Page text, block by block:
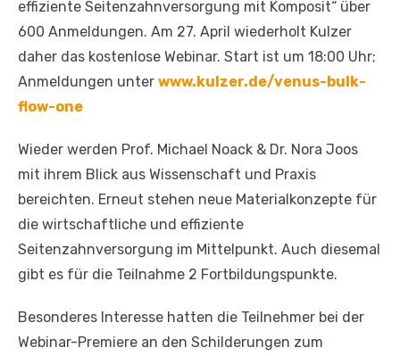
effiziente Seitenzahnversorgung mit Komposit“ über
600 Anmeldungen. Am 27. April wiederholt Kulzer
daher das kostenlose Webinar. Start ist um 18:00 Uhr;
Anmeldungen unter www.kulzer.de/venus-bulk-
flow-one
Wieder werden Prof. Michael Noack & Dr. Nora Joos
mit ihrem Blick aus Wissenschaft und Praxis
bereichten. Erneut stehen neue Materialkonzepte für
die wirtschaftliche und effiziente
Seitenzahnversorgung im Mittelpunkt. Auch diesemal
gibt es für die Teilnahme 2 Fortbildungspunkte.
Besonderes Interesse hatten die Teilnehmer bei der
Webinar-Premiere an den Schilderungen zum